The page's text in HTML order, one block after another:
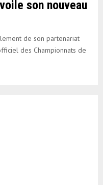
son nouveau
de son partenariat
des Championnats de